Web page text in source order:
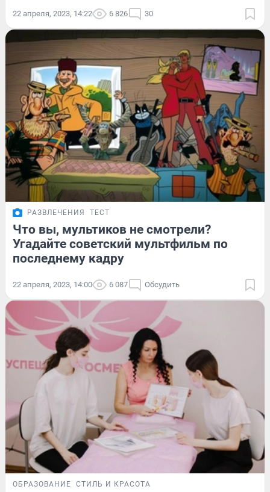
22 апреля, 2023, 14:22 6 826 30
РАЗВЛЕЧЕНИЯ ТЕСТ
Что вы, мультиков не смотрели?
Угадайте советский мультфильм по
последнему кадру
22 апреля, 2023, 14:00 6 087 Обсудить
ОБРАЗОВАНИЕ СТИЛЬ И КРАСОТА